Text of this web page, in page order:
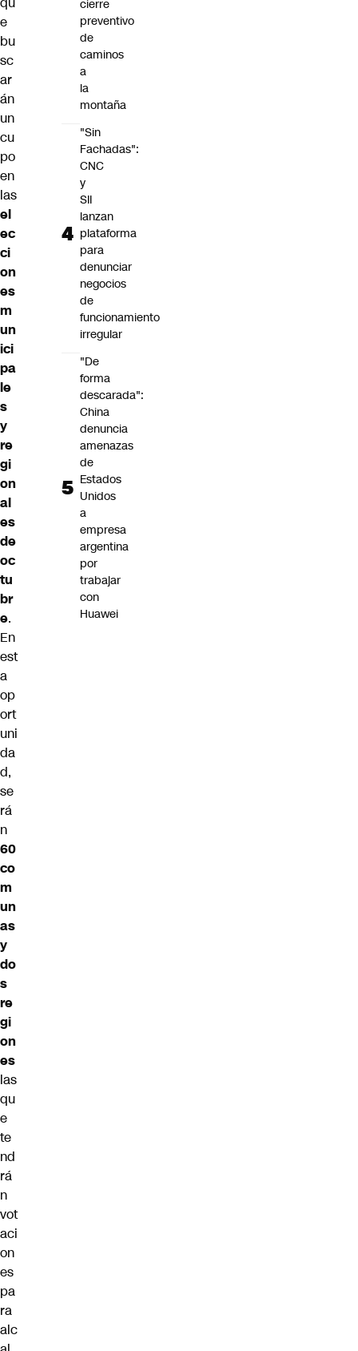
e
bu
sc
ar
án
un
cu
po
en
las
el
ec
ci
on
es
m
un
ici
pa
le
s
y
re
gi
on
al
es
de
oc
tu
br
e.
En
est
a
op
ort
uni
da
d,
se
rá
n
60
co
m
un
as
y
do
s
re
gi
on
es
las
qu
e
te
nd
rá
n
vot
aci
on
es
pa
ra
alc
cierre
preventivo
de
caminos
a
la
montaña
"Sin
Fachadas":
CNC
y
SII
lanzan
plataforma
para
denunciar
negocios
de
funcionamiento
irregular
"De
forma
descarada":
China
denuncia
amenazas
de
Estados
Unidos
a
empresa
argentina
por
trabajar
con
Huawei